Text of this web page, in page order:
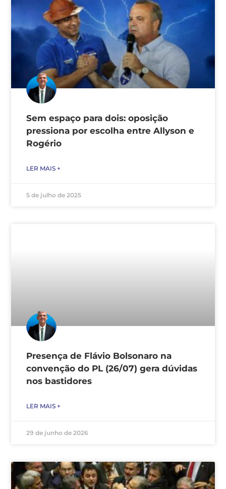
Sem espaço para dois: oposição
pressiona por escolha entre Allyson e
Rogério
LER MAIS +
5 de julho de 2025
Presença de Flávio Bolsonaro na
convenção do PL (26/07) gera dúvidas
nos bastidores
LER MAIS +
29 de junho de 2026